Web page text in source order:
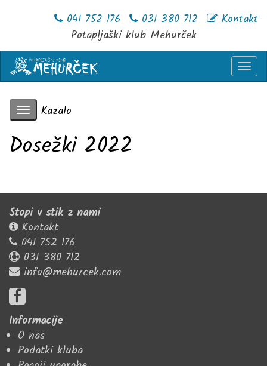
Kontakt
031 380 712
041 752 176
Potapljaški klub Mehurček
ToggleKazalo
Dosežki 2022
Stopi v stik z nami
Kontakt
041 752 176
031 380 712
info@mehurcek.com
Informacije
O nas
Podatki kluba